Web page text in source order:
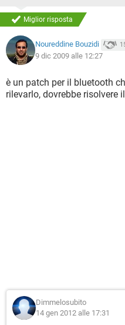
Miglior risposta
Noureddine Bouzidi
9 dic 2009 alle 12:27
è un patch per il bluetooth
rilevarlo, dovrebbe risolvere
Dimmelosubito
14 gen 2012 alle 17:31